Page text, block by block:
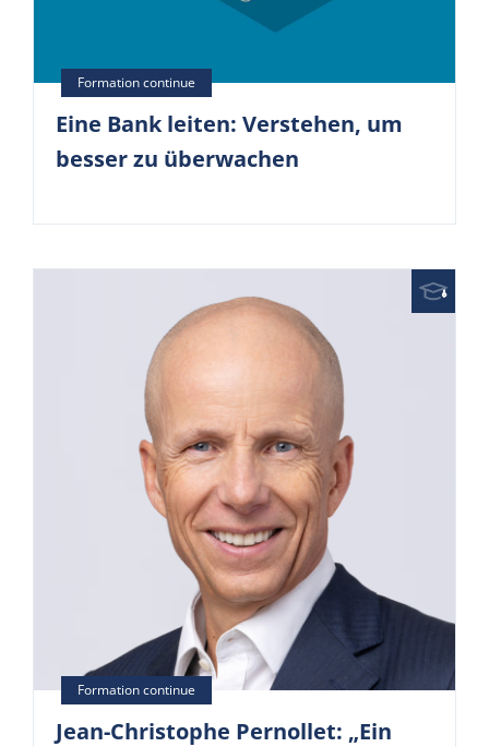
Eine Bank leiten: Verstehen, um
besser zu überwachen
Jean-Christophe Pernollet: „Ein